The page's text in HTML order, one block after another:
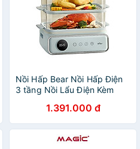
Nồi Hấp Bear Nồi Hấp Điện
3 tầng Nồi Lẩu Điện Kèm
Lẩu Hầm Healthy Tiết Kiệm
Điện DZG-P20W7 - Hàng
chính hãng
1.391.000 đ